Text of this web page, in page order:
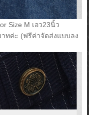
Size M เอว23นิ้ว
ทค่ะ (ฟรีค่าจัดส่งแบบลง